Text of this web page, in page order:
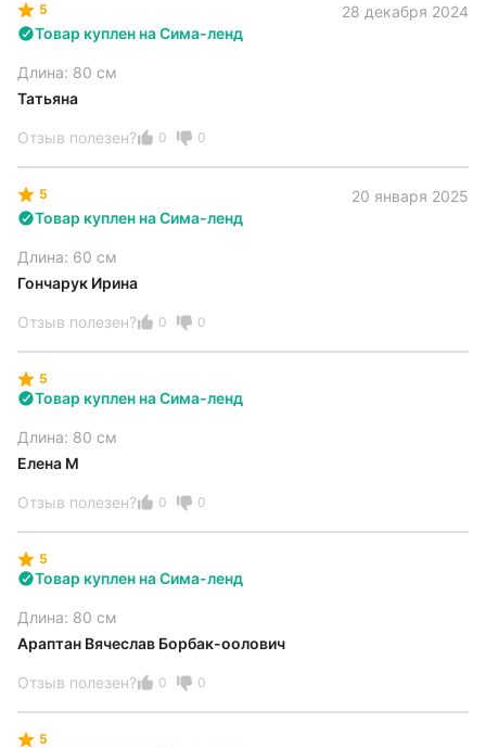
5
28 декабря 2024
Товар куплен на Сима-ленд
Длина: 80 см
Татьяна
Отзыв полезен? 0 0
5
20 января 2025
Товар куплен на Сима-ленд
Длина: 60 см
Гончарук Ирина
Отзыв полезен? 0 0
5
Товар куплен на Сима-ленд
Длина: 80 см
Елена М
Отзыв полезен? 0 0
5
Товар куплен на Сима-ленд
Длина: 80 см
Араптан Вячеслав Борбак-оолович
Отзыв полезен? 0 0
5